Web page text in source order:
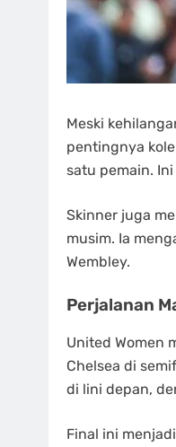
Meski
pentingnya
satu pemain.
Skinner juga
musim. Ia
Wembley.
Perjalanan
United Women
Chelsea di
di lini depan,
Final ini